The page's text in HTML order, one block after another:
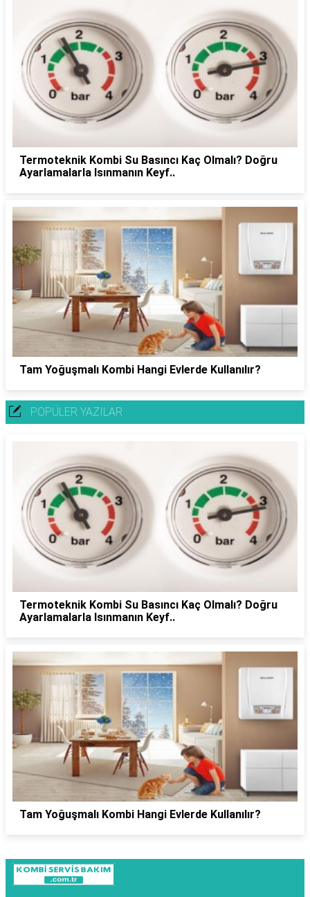
Termoteknik Kombi Su Basıncı Kaç Olmalı? Doğru
Ayarlamalarla Isınmanın Keyf..
Tam Yoğuşmalı Kombi Hangi Evlerde Kullanılır?
POPÜLER YAZILAR
Termoteknik Kombi Su Basıncı Kaç Olmalı? Doğru
Ayarlamalarla Isınmanın Keyf..
Tam Yoğuşmalı Kombi Hangi Evlerde Kullanılır?